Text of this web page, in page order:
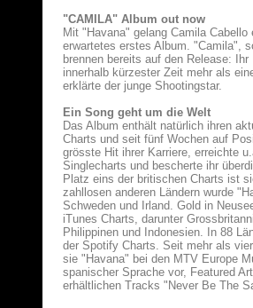
"CAMILA" Album out now
Mit "Havana" gelang Camila
erwartetes erstes Album. "Camila",
brennen bereits auf den Release:
innerhalb kürzester Zeit mehr als
erklärte der junge Shootingstar.
Ein Song geht um die Welt
Das Album enthält natürlich ihren
Charts und seit fünf Wochen auf
grösste Hit ihrer Karriere, erreichte
Singlecharts und bescherte ihr
Platz eins der britischen Charts ist
zahllosen anderen Ländern wurde
Schweden und Irland. Gold in
iTunes Charts, darunter
Philippinen und Indonesien. In 88
der Spotify Charts. Seit mehr als
sie "Havana" bei den MTV Europe
spanischer Sprache vor, Featured
erhältlichen Tracks "Never Be The